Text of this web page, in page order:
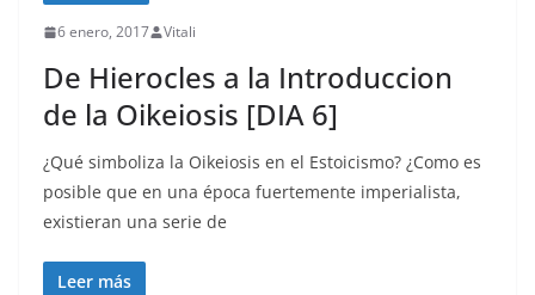
6 enero, 2017 Vitali
De Hierocles a la Introduccion
de la Oikeiosis [DIA 6]
¿Qué simboliza la Oikeiosis en el Estoicismo? ¿Como es
posible que en una época fuertemente imperialista,
existieran una serie de
Leer más